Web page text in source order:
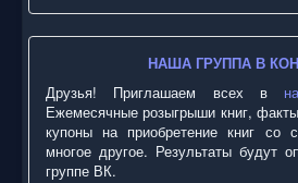
НАША ГРУППА В
Друзья! Приглашаем всех в
Ежемесячные розыгрыши книг,
купоны на приобретение книг со
многое другое. Результаты будут
группе ВК.